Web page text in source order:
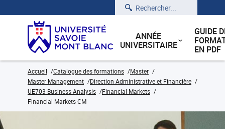
Rechercher
ANNÉE
UNIVERSITAIRE
GUIDE
EN PDF
Accueil Catalogue des formations
Master
Master Management
Direction Administrative et Financière
UE703 Business Analysis
Financial Markets
Financial Markets CM